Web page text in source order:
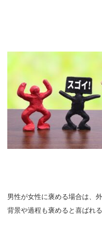
男性が女性に褒める場合は、
背景や過程も褒めると喜ばれる